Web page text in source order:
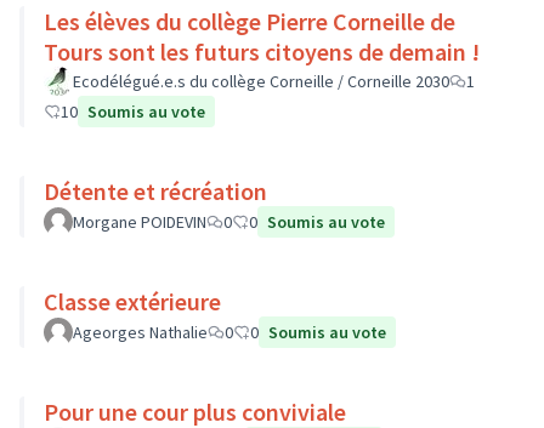
Les élèves du collège Pierre Corneille de
Tours sont les futurs citoyens de demain !
Ecodélégué.e.s du collège Corneille / Corneille 2030
1
10 Soumis au vote
Détente et récréation
Morgane POIDEVIN 0 0 Soumis au vote
Classe extérieure
Ageorges Nathalie 0 0 Soumis au vote
Pour une cour plus conviviale